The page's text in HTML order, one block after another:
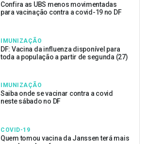
Confira as UBS menos movimentadas
para vacinação contra a covid-19 no DF
IMUNIZAÇÃO
DF: Vacina da influenza disponível para
toda a população a partir de segunda (27)
IMUNIZAÇÃO
Saiba onde se vacinar contra a covid
neste sábado no DF
COVID-19
Quem tomou vacina da Janssen terá mais